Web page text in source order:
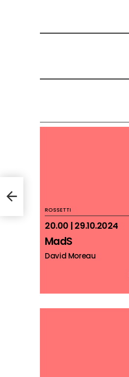
ROSSETTI
20.00 | 29.10.2024
MadS
David Moreau